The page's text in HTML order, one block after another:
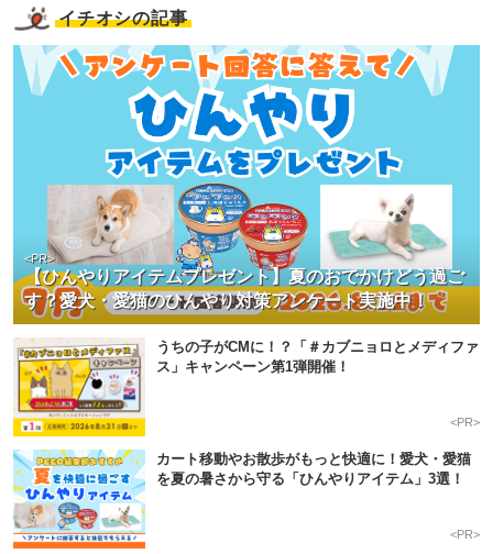
イチオシの記事
【ひんやりアイテムプレゼント】夏のおでかけどう過ご
す？愛犬・愛猫のひんやり対策アンケート実施中！
<PR>
うちの子がCMに！？「＃カブニョロとメディファ
ス」キャンペーン第1弾開催！
<PR>
カート移動やお散歩がもっと快適に！愛犬・愛猫
を夏の暑さから守る「ひんやりアイテム」3選！
<PR>